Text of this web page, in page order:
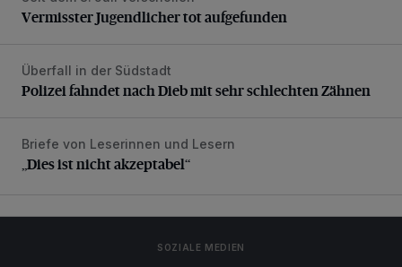
Vermisster Jugendlicher tot aufgefunden
Polizei fahndet nach Dieb mit sehr schlechten Zähnen
Überfall in der Südstadt
Polizei fahndet nach Dieb mit sehr schlechten Zähnen
„Dies ist nicht akzeptabel“
Briefe von Leserinnen und Lesern
„Dies ist nicht akzeptabel“
SOZIALE MEDIEN